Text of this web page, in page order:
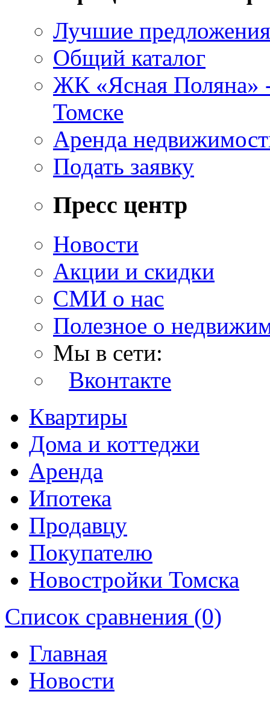
Лучшие предложения
Общий каталог
ЖК «Ясная Поляна»
Томске
Аренда
Подать заявку
Пресс центр
Новости
Акции и скидки
СМИ о нас
Полезное о
Мы в сети:
Вконтакте
Квартиры
Дома и коттеджи
Аренда
Ипотека
Продавцу
Покупателю
Новостройки Томска
Список сравнения (0)
Главная
Новости